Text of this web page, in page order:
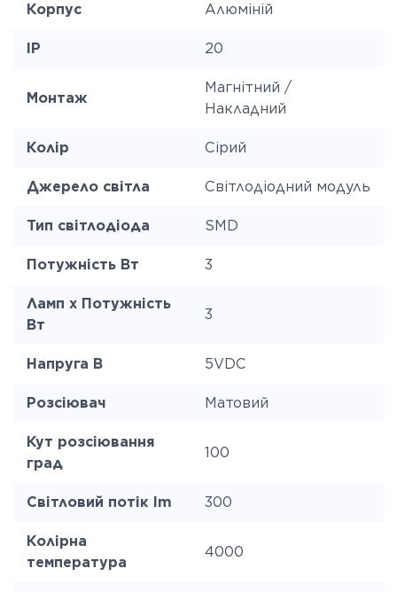
Корпус Алюміній
IP 20
Монтаж
Магнітний /
Накладний
Колір Сірий
Джерело світла Світлодіодний модуль
Тип світлодіода SMD
Потужність Вт 3
Ламп x Потужність
Вт
3
Напруга В 5VDC
Розсіювач Матовий
Кут розсіювання
град
100
Світловий потік lm 300
Колірна
температура
4000